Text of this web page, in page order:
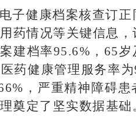
子健康档案核查订正
药情况等关键信息，
建档率95.6%，65岁
药健康管理服务率
，严重精神障碍患
奠定了坚实数据基础